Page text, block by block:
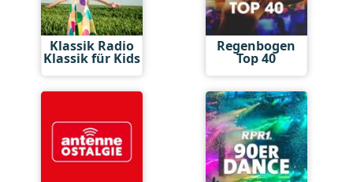
Klassik Radio
Klassik für Kids
Regenbogen
Top 40